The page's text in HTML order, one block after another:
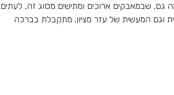
גם, שבמאבקים ארוכים ומתישים מסוג זה, לעתים
וגם המעשית של עזר מציון, מתקבלת בברכה